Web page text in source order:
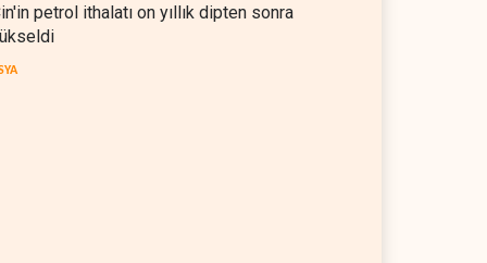
petrol ithalatı on yıllık dipten sonra